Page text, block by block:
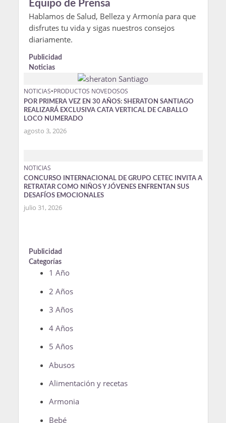
Equipo de Prensa
Hablamos de Salud, Belleza y Armonía para que
disfrutes tu vida y sigas nuestros consejos
diariamente.
Publicidad
Noticias
NOTICIAS•PRODUCTOS NOVEDOSOS
POR PRIMERA VEZ EN 30 AÑOS: SHERATON SANTIAGO
REALIZARÁ EXCLUSIVA CATA VERTICAL DE CABALLO
LOCO NUMERADO
agosto 3, 2026
NOTICIAS
CONCURSO INTERNACIONAL DE GRUPO CETEC INVITA A
RETRATAR COMO NIÑOS Y JÓVENES ENFRENTAN SUS
DESAFÍOS EMOCIONALES
julio 31, 2026
Publicidad
Categorías
1 Año
2 Años
3 Años
4 Años
5 Años
Abusos
Alimentación y recetas
Armonia
Bebé